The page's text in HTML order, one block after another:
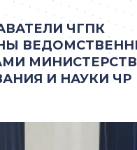
ЧГПК
И НАУКИ ЧР